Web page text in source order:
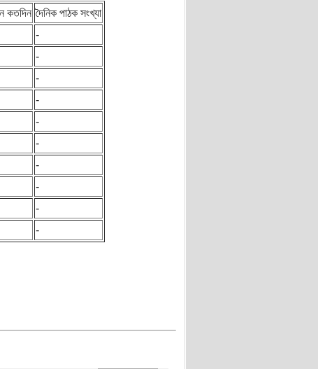
কতদিন দৈনিক পাঠক সংখ্যা
-
-
-
-
-
-
-
-
-
-